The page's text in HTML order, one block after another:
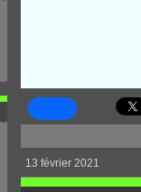
13 février 2021